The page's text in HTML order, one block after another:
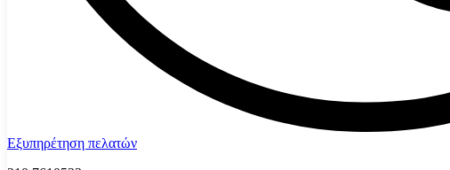
Εξυπηρέτηση πελατών